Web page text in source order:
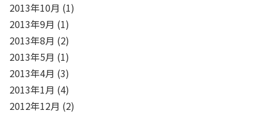
2013年10月 (1)
2013年9月 (1)
2013年8月 (2)
2013年5月 (1)
2013年4月 (3)
2013年1月 (4)
2012年12月 (2)